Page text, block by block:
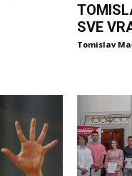
SVE
Tomislav